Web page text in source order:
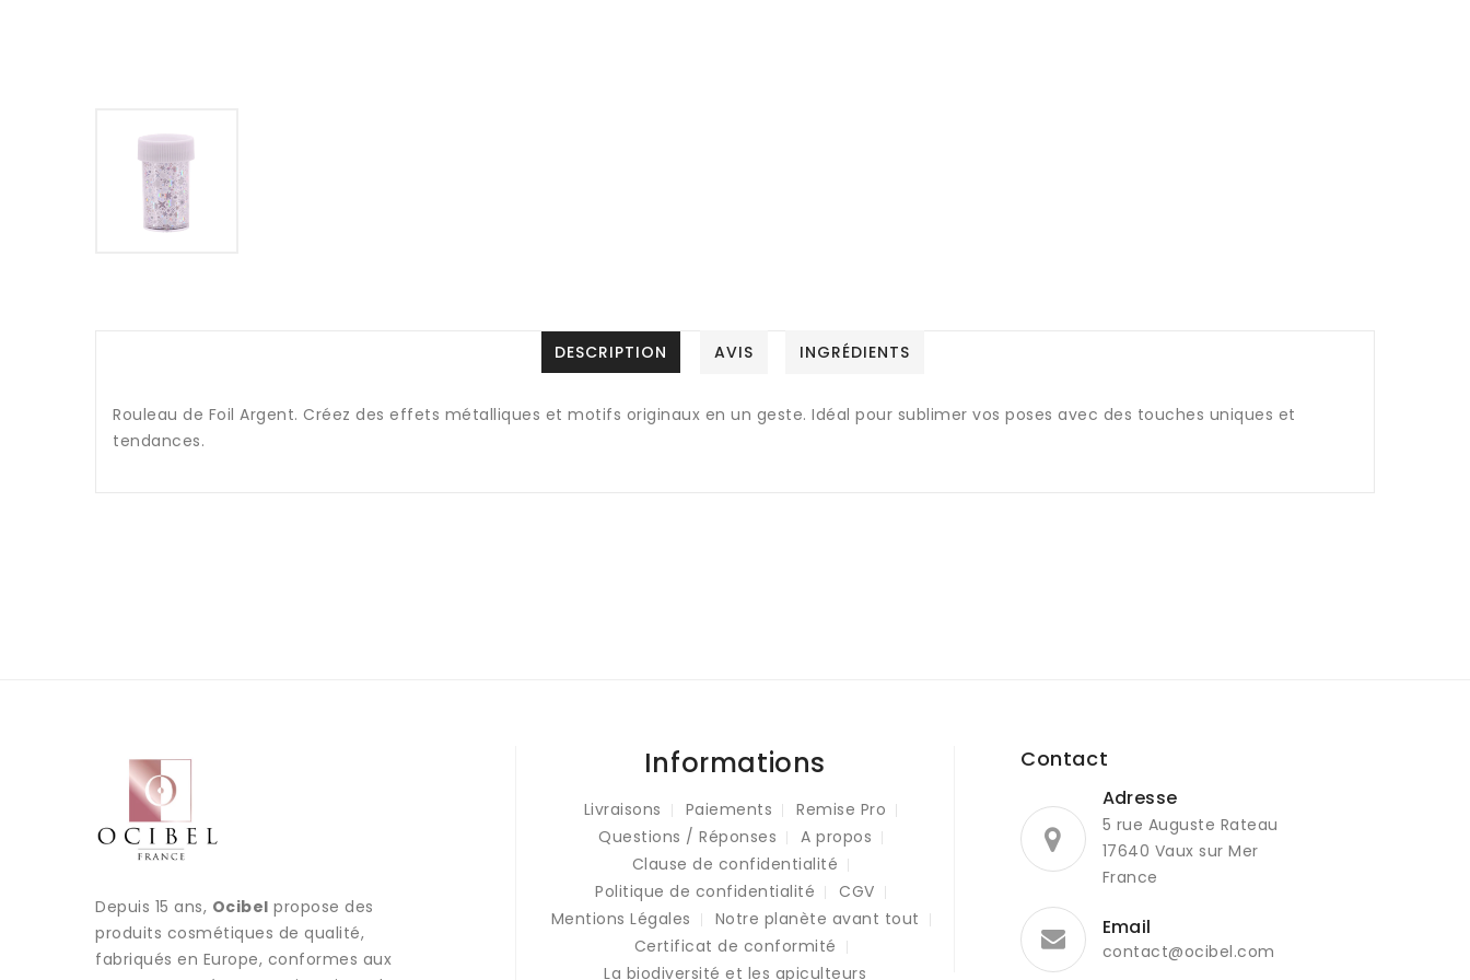
DESCRIPTION AVIS INGRÉDIENTS
Rouleau de Foil Argent. Créez des effets métalliques et motifs originaux en un geste. Idéal pour sublimer vos poses avec des touches uniques et
tendances.
Depuis 15 ans, Ocibel propose des
produits cosmétiques de qualité,
fabriqués en Europe, conformes aux
Informations
Livraisons Paiements
Remise Pro
Questions / Réponses
A propos
Clause de confidentialité
Politique de confidentialité
CGV
Mentions Légales
Notre planète avant tout
Certificat de conformité
La biodiversité et les apiculteurs
Contact
Adresse
5 rue Auguste Rateau
17640 Vaux sur Mer
France
Email
contact@ocibel.com